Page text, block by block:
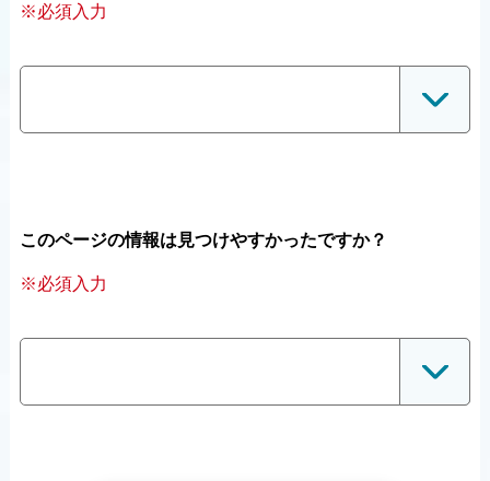
※必須入力
このページの情報は見つけやすかったですか？
※必須入力